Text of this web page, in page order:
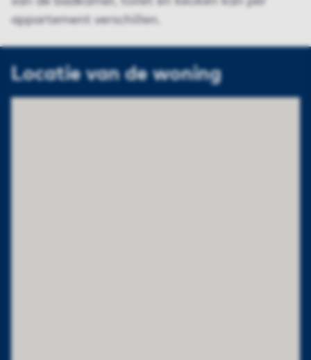
appartement verschillen.
Locatie van de woning